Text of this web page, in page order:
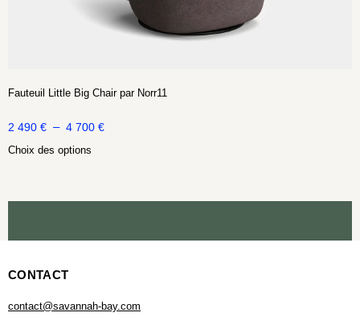
Fauteuil Little Big Chair par Norr11
2 490 € – 4 700 €
Choix des options
CONTACT
contact@savannah-bay.com